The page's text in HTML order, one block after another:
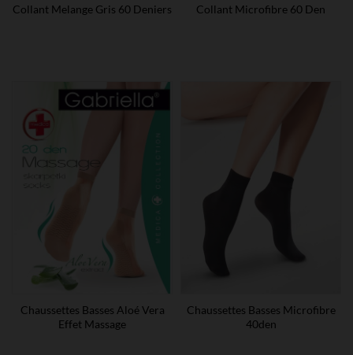
Collant Melange Gris 60 Deniers Collant Microfibre 60 Den
Chaussettes Basses Aloé Vera
Effet Massage
Chaussettes Basses Microfibre
40den